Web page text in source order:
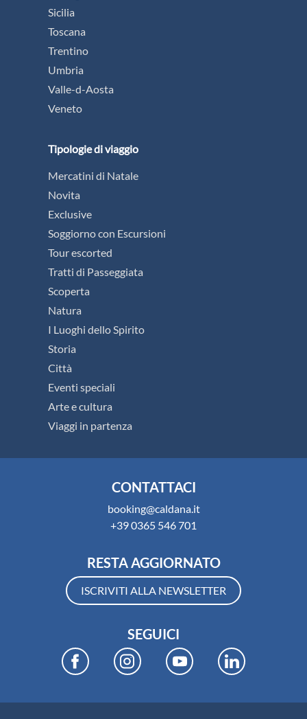
Sicilia
Toscana
Trentino
Umbria
Valle-d-Aosta
Veneto
Tipologie di viaggio
Mercatini di Natale
Novita
Exclusive
Soggiorno con Escursioni
Tour escorted
Tratti di Passeggiata
Scoperta
Natura
I Luoghi dello Spirito
Storia
Città
Eventi speciali
Arte e cultura
Viaggi in partenza
CONTATTACI
booking@caldana.it
+39 0365 546 701
RESTA AGGIORNATO
ISCRIVITI ALLA NEWSLETTER
SEGUICI